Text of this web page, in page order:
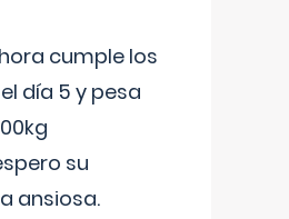
cumple los
día 5 y pesa
su
ansiosa.